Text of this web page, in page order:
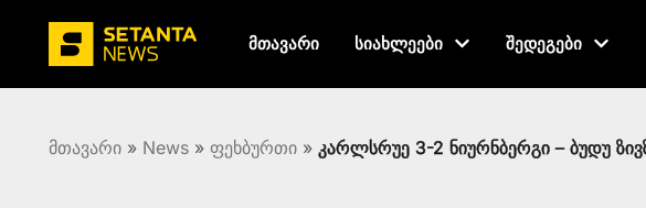
მთავარი სიახლეები შედეგები
მთავარი » News » ფეხბურთი » კარლსრუე 3-2 ნიურნბერგი – ბუდუ